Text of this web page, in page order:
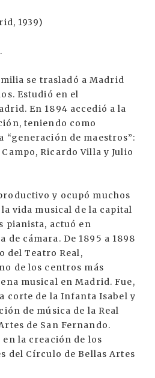
1939)
se trasladó a Madrid
Estudió en el
En 1894 accedió a la
teniendo como
“generación de maestros”:
Ricardo Villa y Julio
y ocupó muchos
vida musical de la capital
pianista, actuó en
de cámara. De 1895 a 1898
del Teatro Real,
de los centros más
musical en Madrid. Fue,
corte de la Infanta Isabel y
de música de la Real
de San Fernando.
la creación de los
del Círculo de Bellas Artes